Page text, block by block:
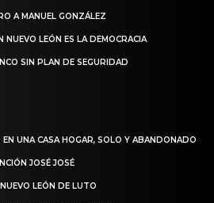
A MANUEL GONZÁLEZ
NUEVO LEÓN ES LA DEMOCRACIA
SIN PLAN DE SEGURIDAD
EN UNA CASA HOGAR, SOLO Y ABANDONADO
JOSÉ JOSÉ
LEÓN DE LUTO